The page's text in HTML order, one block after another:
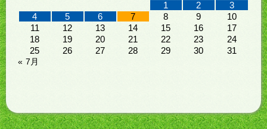
1
2
3
4
5 6 7 8 9
10
11
12 13 14 15 16
17
18
19 20 21 22 23
24
25
26 27 28 29 30 31
« 7月